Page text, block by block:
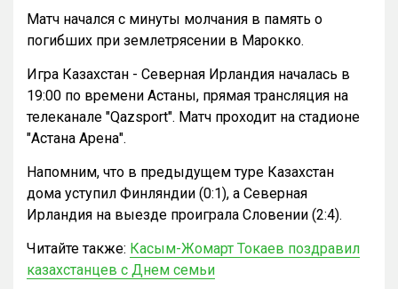
Матч начался с минуты молчания в память о
погибших при землетрясении в Марокко.
Игра Казахстан - Северная Ирландия началась в
19:00 по времени Астаны, прямая трансляция на
телеканале "Qazsport". Матч проходит на стадионе
"Астана Арена".
Напомним, что в предыдущем туре Казахстан
дома уступил Финляндии (0:1), а Северная
Ирландия на выезде проиграла Словении (2:4).
Читайте также: Касым-Жомарт Токаев поздравил
казахстанцев с Днем семьи